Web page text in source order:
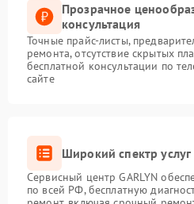
Прозрачное
консультация
Точные прайс-листы,
ремонта, отсутствие скрытых
бесплатной консультации по
сайте
Широкий спектр услуг
Сервисный центр GARLYN
по всей РФ, бесплатную